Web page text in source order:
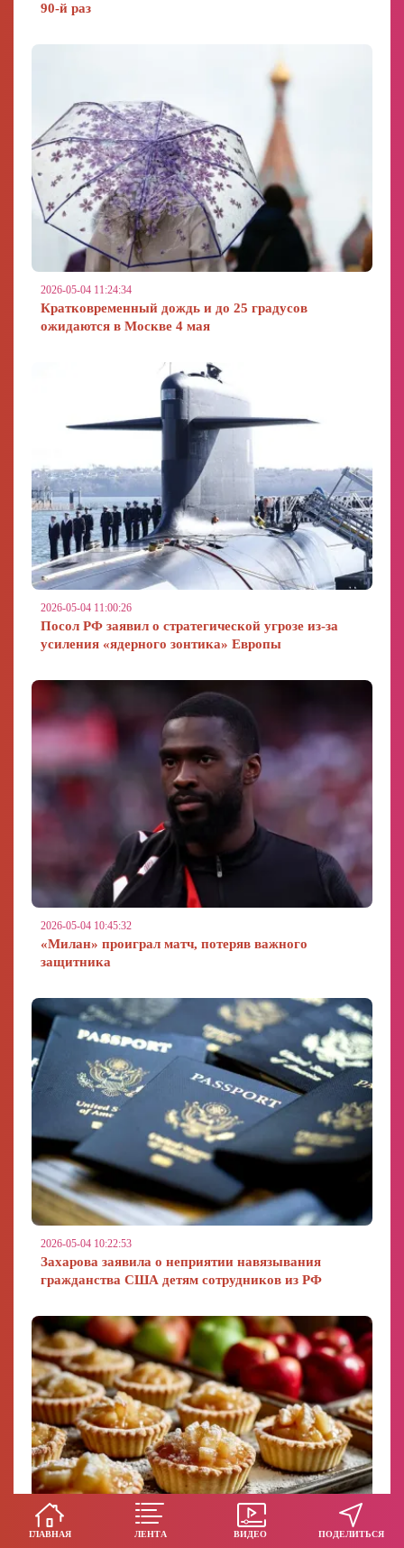
ГЛАВНАЯ ЛЕНТА ВИДЕО ПОДЕЛИТЬСЯ
90-й раз
2026-05-04 11:24:34
Кратковременный дождь и до 25 градусов
ожидаются в Москве 4 мая
2026-05-04 11:00:26
Посол РФ заявил о стратегической угрозе из-за
усиления «ядерного зонтика» Европы
2026-05-04 10:45:32
«Милан» проиграл матч, потеряв важного
защитника
2026-05-04 10:22:53
Захарова заявила о неприятии навязывания
гражданства США детям сотрудников из РФ